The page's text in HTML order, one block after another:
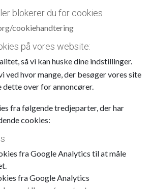
blokerer du for cookies
cookiehandtering
på vores website:
så vi kan huske dine indstillinger.
ved hvor mange, der besøger vores site
dette over for annoncører.
fra følgende tredjeparter, der har
cookies:
fra Google Analytics til at måle
fra Google Analytics